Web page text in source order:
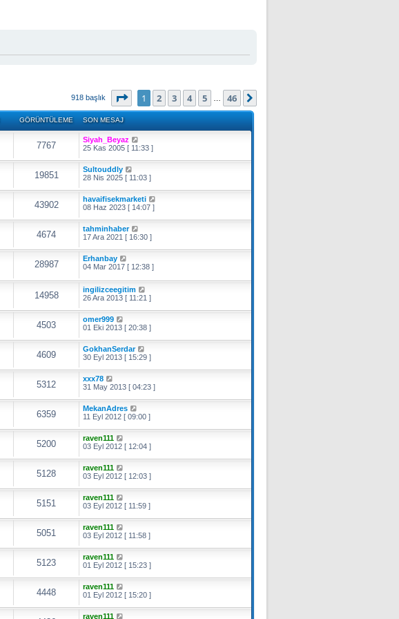
918 başlık . sayfa (Toplam 46 sayfa)
1 2 3 4 5 46
GÖRÜNTÜLEME SON MESAJ
7767
Siyah_Beyaz
25 Kas 2005 [ 11:33 ]
19851
Sultouddly
28 Nis 2025 [ 11:03 ]
43902
havaifisekmarketi
08 Haz 2023 [ 14:07 ]
4674
tahminhaber
17 Ara 2021 [ 16:30 ]
28987
Erhanbay
04 Mar 2017 [ 12:38 ]
14958
ingilizceegitim
26 Ara 2013 [ 11:21 ]
4503
omer999
01 Eki 2013 [ 20:38 ]
4609
GokhanSerdar
30 Eyl 2013 [ 15:29 ]
5312
xxx78
31 May 2013 [ 04:23 ]
6359
MekanAdres
11 Eyl 2012 [ 09:00 ]
5200
raven111
03 Eyl 2012 [ 12:04 ]
5128
raven111
03 Eyl 2012 [ 12:03 ]
5151
raven111
03 Eyl 2012 [ 11:59 ]
5051
raven111
03 Eyl 2012 [ 11:58 ]
5123
raven111
01 Eyl 2012 [ 15:23 ]
4448
raven111
01 Eyl 2012 [ 15:20 ]
raven111